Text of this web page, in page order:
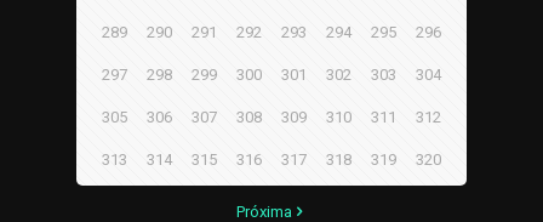
289 290 291 292 293 294 295 296
297 298 299 300 301 302 303 304
305 306 307 308 309 310 311 312
313 314 315 316 317 318 319 320
Próxima